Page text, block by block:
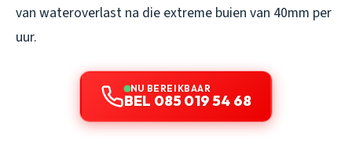
van wateroverlast na die extreme buien van 40mm per
uur.
NU BEREIKBAAR
BEL 085 019 54 68